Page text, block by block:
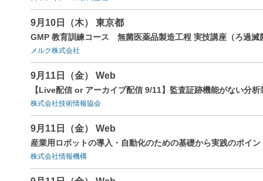
9月10日（木） 東京都
GMP 教育訓練コース 無菌医薬品製造工程 実技講座（ろ過滅
メルク株式会社
9月11日（金） Web
【Live配信 or アーカイブ配信 9/11】監査証跡機能がない分
株式会社技術情報協会
9月11日（金） Web
産業用ロボットの導入・自動化のための基礎から実践のポイン
株式会社情報機構